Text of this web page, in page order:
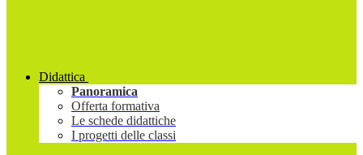
Didattica
Panoramica
Offerta formativa
Le schede didattiche
I progetti delle classi